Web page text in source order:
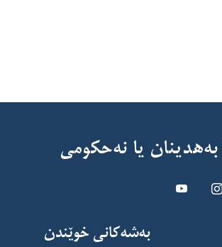
یا نەحکومى
بەشەکانی خوێندن